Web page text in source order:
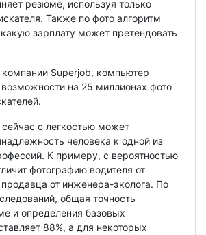
резюме, используя только
Также по фото алгоритм
зарплату может претендовать
компании Superjob, компьютер
возможности на 25 миллионах фото
с легкостью может
человека к одной из
К примеру, с вероятностью
фотографию водителя от
продавца от инженера-эколога. По
общая точность
и определения базовых
88%, а для некоторых